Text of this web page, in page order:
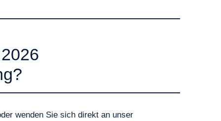
wenden Sie sich direkt an unser